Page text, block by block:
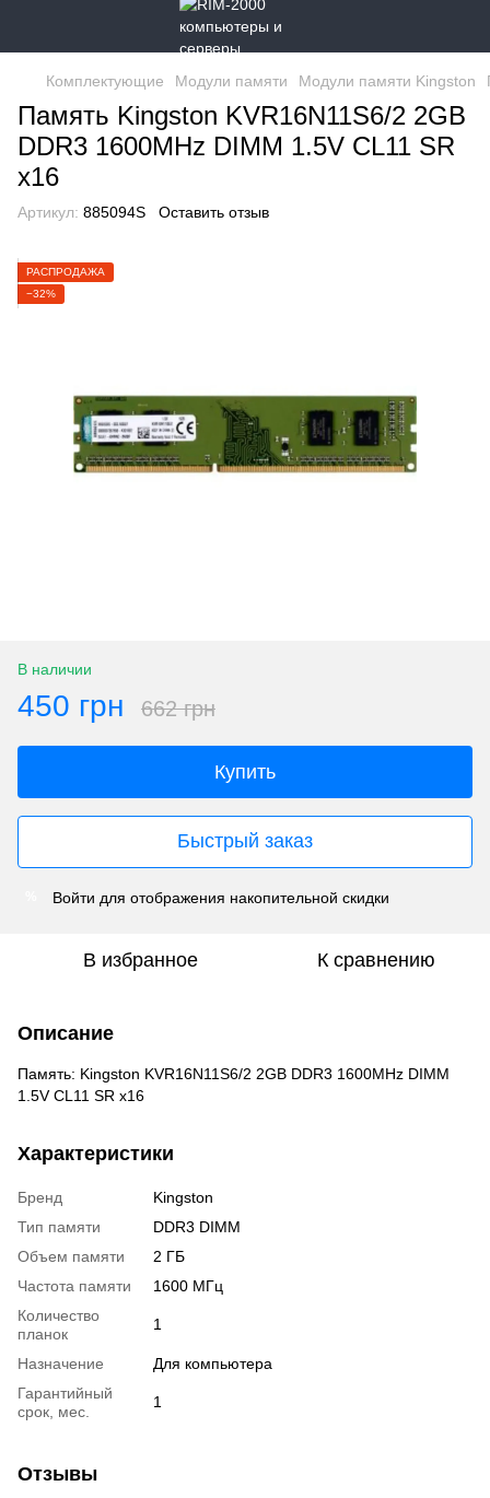
Комплектующие Модули памяти Модули памяти Kingston
Память Kingston KVR16N11S6/2 2GB
DDR3 1600MHz DIMM 1.5V CL11 SR
x16
Артикул: 885094S Оставить отзыв
РАСПРОДАЖА
−32%
В наличии
450 грн 662 грн
Купить
Быстрый заказ
Войти для отображения накопительной скидки
В избранное К сравнению
Описание
Память: Kingston KVR16N11S6/2 2GB DDR3 1600MHz DIMM
1.5V CL11 SR x16
Характеристики
Бренд
Kingston
Тип памяти
DDR3 DIMM
Объем памяти
2 ГБ
Частота памяти
1600 МГц
Количество
планок
1
Назначение
Для компьютера
Гарантийный
срок, мес.
1
Отзывы